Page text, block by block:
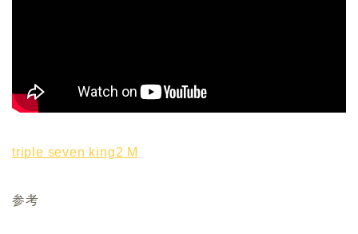
triple seven king2 M
参考